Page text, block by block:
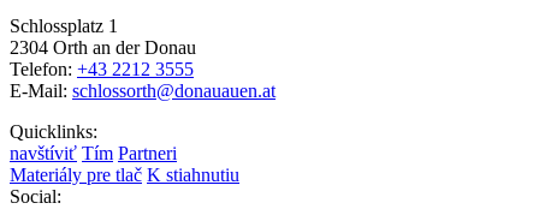
Schlossplatz 1
2304 Orth an der Donau
Telefon: +43 2212 3555
E-Mail: schlossorth@donauauen.at
Quicklinks:
navštíviť Tím Partneri
Materiály pre tlač K stiahnutiu
Social: